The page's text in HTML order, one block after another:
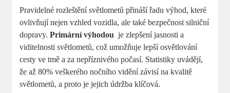
Pravidelné rozleštění světlometů přináší řadu⁤ výhod, které
ovlivňují nejen vzhled vozidla, ale také bezpečnost silniční⁣
dopravy.Primární výhodou ⁣ je zlepšení jasnosti a
viditelnosti světlometů, což ⁤umožňuje lepší osvětlování
cesty ve tmě a za nepříznivého počasí. Statistiky uvádějí,
že až 80% veškerého nočního vidění závisí na kvalitě
světlometů,‍ a proto je jejich údržba klíčová.